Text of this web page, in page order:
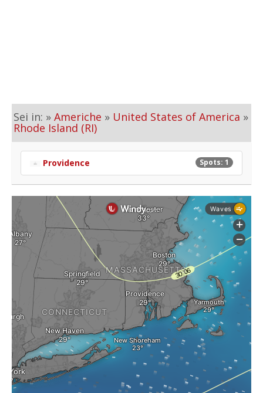
Sei in: » Americhe » United States of America »
Rhode Island (RI)
Spots: 1
Providence